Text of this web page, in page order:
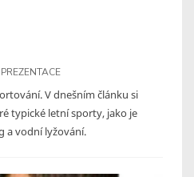
V dnešním článku si
typické letní sporty, jako je
a vodní lyžování.